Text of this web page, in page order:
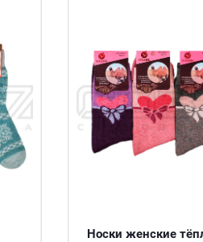
Носки женские